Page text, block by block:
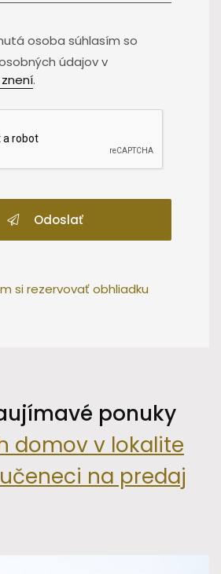
osoba súhlasím so
údajov v
.
Odoslať
si rezervovať obhliadku
ponuky
domov v lokalite
na predaj